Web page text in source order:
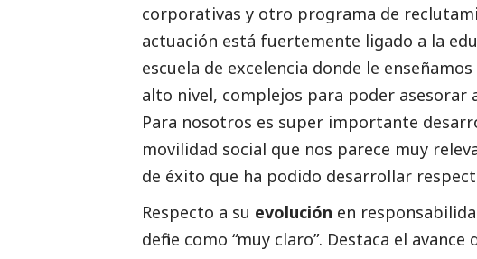
corporativas y otro programa de
actuación está fuertemente ligado a la
escuela de excelencia donde le
alto nivel, complejos para poder asesorar
Para nosotros es super importante
movilidad social que nos parece muy
de éxito que ha podido desarrollar
Respecto a su evolución en
define como “muy claro”. Destaca el